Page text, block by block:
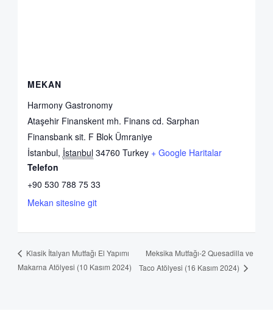
MEKAN
Harmony Gastronomy
Ataşehir Finanskent mh. Finans cd. Sarphan
Finansbank sit. F Blok Ümraniye
İstanbul, İstanbul 34760 Turkey + Google Haritalar
Telefon
+90 530 788 75 33
Mekan sitesine git
Klasik İtalyan Mutfağı El Yapımı
Makarna Atölyesi (10 Kasım 2024)
Meksika Mutfağı-2 Quesadilla ve
Taco Atölyesi (16 Kasım 2024)